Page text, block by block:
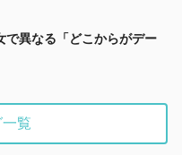
で異なる「どこからがデー
覧